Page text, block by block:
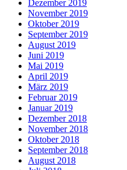
Dezember 2019
November 2019
Oktober 2019
September 2019
August 2019
Juni 2019
Mai 2019
April 2019
März 2019
Februar 2019
Januar 2019
Dezember 2018
November 2018
Oktober 2018
September 2018
August 2018